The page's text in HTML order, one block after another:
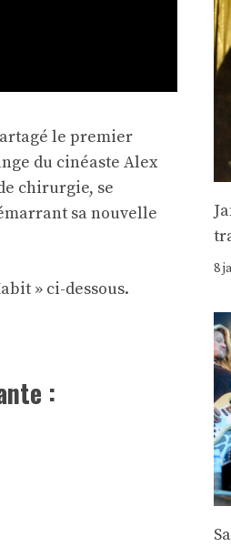
le premier
du cinéaste Alex
chirurgie, se
sa nouvelle
» ci-dessous.
:
8